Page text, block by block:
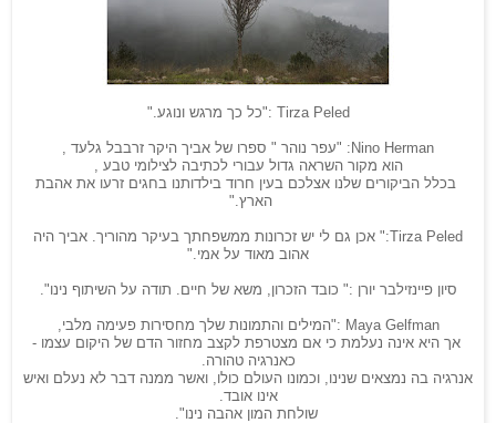
Tirza Peled
:"כל כך מרגש ונוגע."
Nino Herman : "עפר נוהר " ספרו של אביך היקר זרבבל גלעד ,
הוא מקור השראה גדול עבורי לכתיבה לצילומי טבע ,
בכלל הביקורים שלנו אצלכם בעין חרוד בילדותנו בחגים זרעו את אהבת
הארץ."
Tirza Peled:" אכן גם לי יש זכרונות ממשפחתך בעיקר מהוריך. אביך היה
אהוב מאוד על אמי. "
סיון פיינזילבר יורן :" כובד הזכרון, משא של חיים. תודה על השיתוף נינו".
Maya Gelfman :"המילים והתמונות שלך מחסירות פעימה מלבי,
אך היא אינה נעלמת כי אם מצטרפת לקצב מחזור הדם של היקום עצמו -
כאנרגיה טהורה.
אנרגיה בה נמצאים שנינו, וכמונו העולם כולו, ואשר ממנה דבר לא נעלם ואיש
אינו אובד.
שולחת המון אהבה נינו".